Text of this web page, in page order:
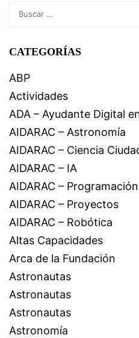
CATEGORÍAS
ABP
Actividades
ADA – Ayudante Digital
AIDARAC – Astronomía
AIDARAC – Ciencia
AIDARAC – IA
AIDARAC – Programación
AIDARAC – Proyectos
AIDARAC – Robótica
Altas Capacidades
Arca de la Fundación
Astronautas
Astronautas
Astronautas
Astronomía